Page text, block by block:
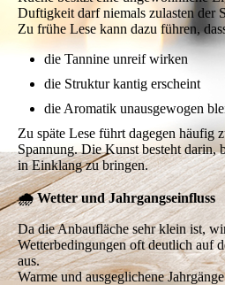
Duftigkeit darf niemals zulasten der
Zu frühe Lese kann dazu führen,
die Tannine unreif wirken
die Struktur kantig erscheint
die Aromatik unausgewogen
Zu späte Lese führt dagegen häufig
Spannung. Die Kunst besteht darin,
in Einklang zu bringen.
🌧️ Wetter und Jahrgangseinfluss
Da die Anbaufläche sehr klein ist,
Wetterbedingungen oft deutlich auf
aus.
Warme und ausgeglichene